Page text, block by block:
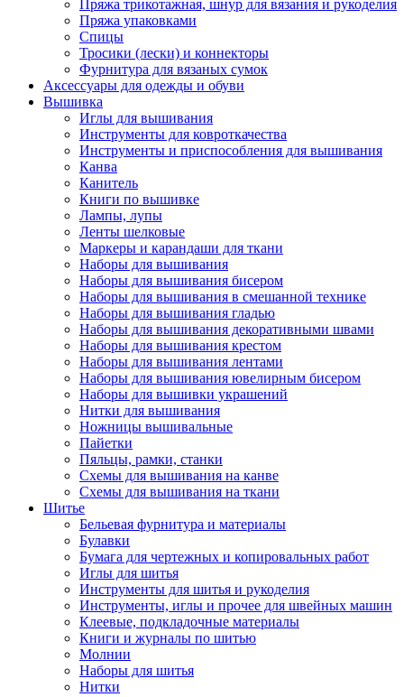
Пряжа трикотажная, шнур для вязания и рукоделия
Пряжа упаковками
Спицы
Тросики (лески) и коннекторы
Фурнитура для вязаных сумок
Аксессуары для одежды и обуви
Вышивка
Иглы для вышивания
Инструменты для ковроткачества
Инструменты и приспособления для вышивания
Канва
Канитель
Книги по вышивке
Лампы, лупы
Ленты шелковые
Маркеры и карандаши для ткани
Наборы для вышивания
Наборы для вышивания бисером
Наборы для вышивания в смешанной технике
Наборы для вышивания гладью
Наборы для вышивания декоративными швами
Наборы для вышивания крестом
Наборы для вышивания лентами
Наборы для вышивания ювелирным бисером
Наборы для вышивки украшений
Нитки для вышивания
Ножницы вышивальные
Пайетки
Пяльцы, рамки, станки
Схемы для вышивания на канве
Схемы для вышивания на ткани
Шитье
Бельевая фурнитура и материалы
Булавки
Бумага для чертежных и копировальных работ
Иглы для шитья
Инструменты для шитья и рукоделия
Инструменты, иглы и прочее для швейных машин
Клеевые, подкладочные материалы
Книги и журналы по шитью
Молнии
Наборы для шитья
Нитки